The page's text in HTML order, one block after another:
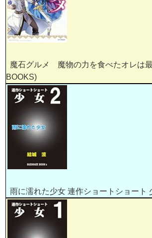
魔石グルメ 魔物の力を食べたオレは
BOOKS)
雨に濡れた少女 連作ショートショート